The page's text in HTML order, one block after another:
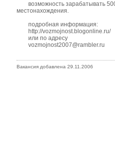
возможность зарабатывать
местонахождения.
подробная информация:
http://vozmojnost.blogonline.ru/
или по адресу
vozmojnost2007@rambler.ru
Вакансия добавлена 29.11.2006